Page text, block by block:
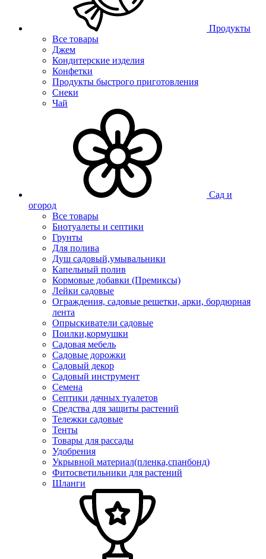
Продукты
Все товары
Джем
Кондитерские изделия
Конфетки
Продукты быстрого приготовления
Снеки
Чай
Сад и
огород
Все товары
Биотуалеты и септики
Грунты
Для полива
Душ садовый,умывальники
Капельный полив
Кормовые добавки (Премиксы)
Лейки садовые
Ограждения, садовые решетки, арки, бордюрная
лента
Опрыскиватели садовые
Поилки,кормушки
Садовая мебель
Садовые дорожки
Садовый декор
Садовый инструмент
Семена
Септики дачных туалетов
Средства для защиты растений
Тележки садовые
Тенты
Товары для рассады
Удобрения
Укрывной материал(пленка,спанбонд)
Фитосветильники для растений
Шланги